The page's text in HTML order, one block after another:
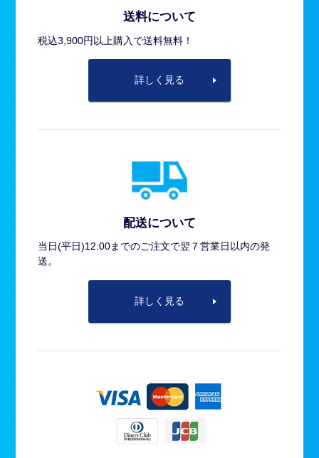
送料について
税込3,900円以上購入で送料無料！
詳しく見る
配送について
当日(平日)12:00までのご注文で翌７営業日以内の発
送。
詳しく見る